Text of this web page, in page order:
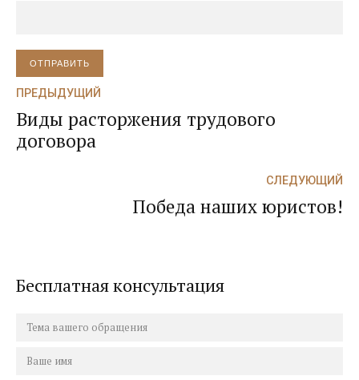
ОТПРАВИТЬ
ПРЕДЫДУЩИЙ
Виды расторжения трудового
договора
СЛЕДУЮЩИЙ
Победа наших юристов!
Бесплатная консультация